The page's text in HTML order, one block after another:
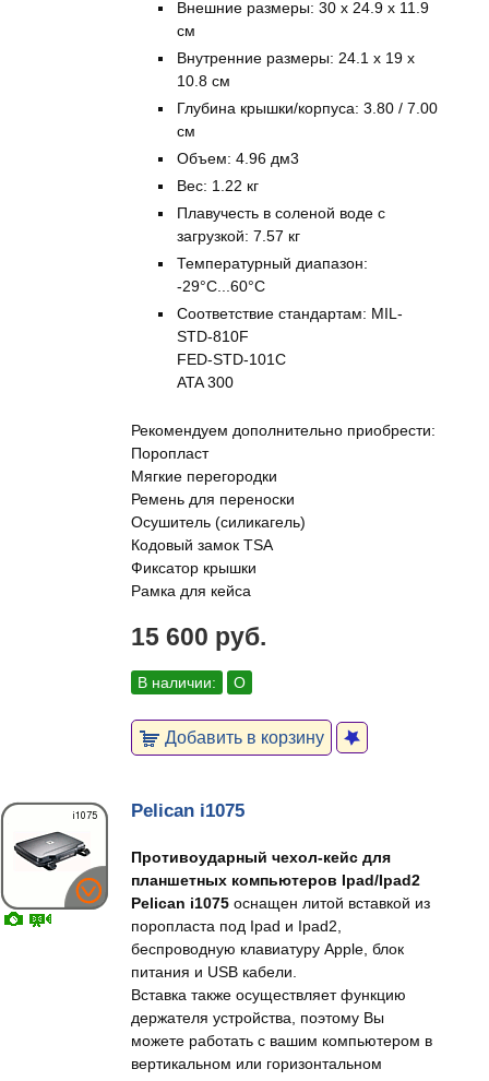
Внешние размеры: 30 x 24.9 x 11.9
см
Внутренние размеры: 24.1 x 19 x
10.8 см
Глубина крышки/корпуса: 3.80 / 7.00
см
Объем: 4.96 дм3
Вес: 1.22 кг
Плавучесть в соленой воде с
загрузкой: 7.57 кг
Температурный диапазон:
-29°C...60°C
Соответствие стандартам: MIL-
STD-810F
FED-STD-101C
ATA 300
Рекомендуем дополнительно приобрести:
Поропласт
Мягкие перегородки
Ремень для переноски
Осушитель (силикагель)
Кодовый замок TSA
Фиксатор крышки
Рамка для кейса
15 600 руб.
В наличии: О
Добавить в корзину
Pelican i1075
Противоударный чехол-кейс для
планшетных компьютеров Ipad/Ipad2
Pelican i1075 оснащен литой вставкой из
поропласта под Ipad и Ipad2,
беспроводную клавиатуру Apple, блок
питания и USB кабели.
Вставка также осуществляет функцию
держателя устройства, поэтому Вы
можете работать с вашим компьютером в
вертикальном или горизонтальном